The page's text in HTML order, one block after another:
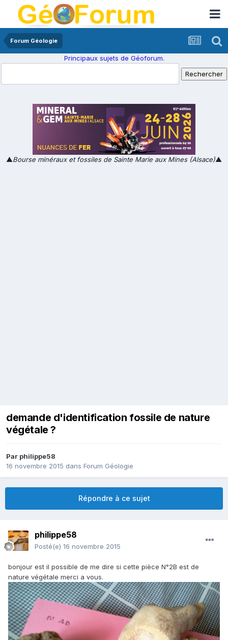
Forum Géologie
Principaux sujets de Géoforum.
▲Bourse minéraux et fossiles de Sainte Marie aux Mines (Alsace)▲
demande d'identification fossile de nature
végétale ?
Par philippe58
16 novembre 2015 dans Forum Géologie
Répondre à ce sujet
philippe58
Posté(e) 16 novembre 2015
bonjour est il possible de me dire si cette pièce N°2B est de
nature végétale merci a vous.